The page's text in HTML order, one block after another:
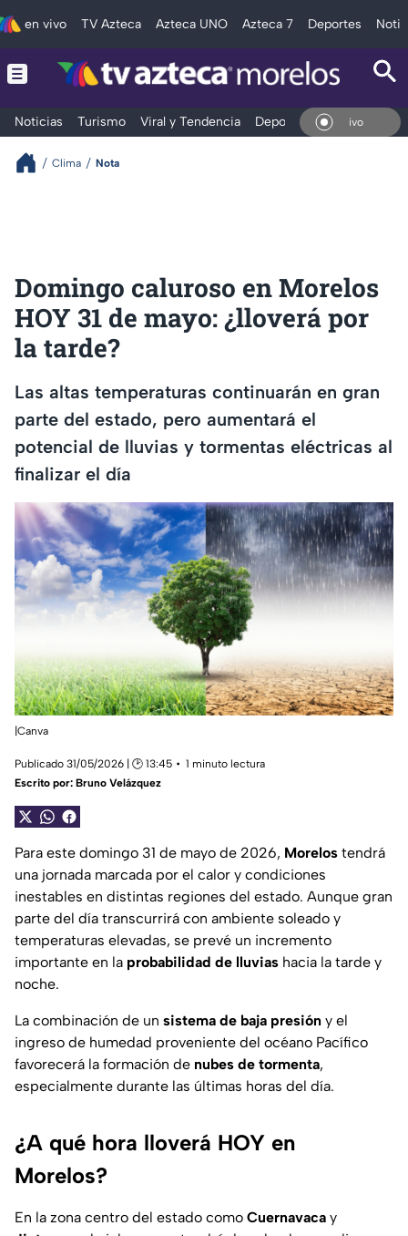
en vivo TV Azteca Azteca UNO Azteca 7 Deportes
Noticias Turismo Viral y Tendencia Deportes Espectáculos
En Vivo
Clima Nota
Domingo caluroso en Morelos
HOY 31 de mayo: ¿lloverá por
la tarde?
Las altas temperaturas continuarán en gran
parte del estado, pero aumentará el
potencial de lluvias y tormentas eléctricas al
finalizar el día
|Canva
Publicado 31/05/2026 | 🕑 13:45
1 minuto lectura
Escrito por: Bruno Velázquez
Para este domingo 31 de mayo de 2026, Morelos tendrá
una jornada marcada por el calor y condiciones
inestables en distintas regiones del estado. Aunque gran
parte del día transcurrirá con ambiente soleado y
temperaturas elevadas, se prevé un incremento
importante en la probabilidad de lluvias hacia la tarde y
noche.
La combinación de un sistema de baja presión y el
ingreso de humedad proveniente del océano Pacífico
favorecerá la formación de nubes de tormenta,
especialmente durante las últimas horas del día.
¿A qué hora lloverá HOY en
Morelos?
En la zona centro del estado como Cuernavaca y